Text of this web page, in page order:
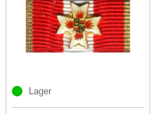
Lager